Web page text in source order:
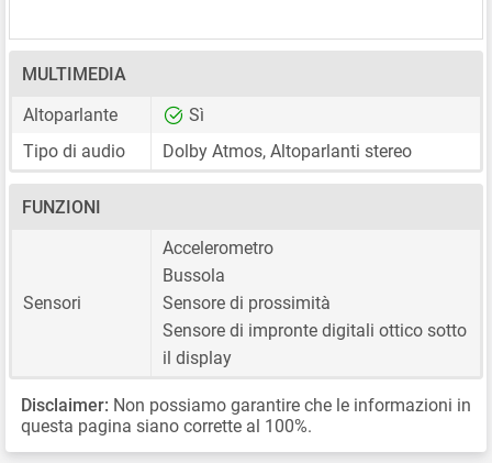
MULTIMEDIA
Altoparlante
Sì
Tipo di audio
Dolby Atmos, Altoparlanti stereo
FUNZIONI
Sensori
Accelerometro
Bussola
Sensore di prossimità
Sensore di impronte digitali ottico sotto
il display
Disclaimer: Non possiamo garantire che le informazioni in
questa pagina siano corrette al 100%.